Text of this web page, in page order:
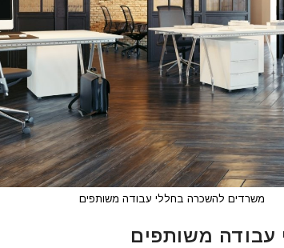
משרדים להשכרה בחללי עבודה משותפים
משותפים